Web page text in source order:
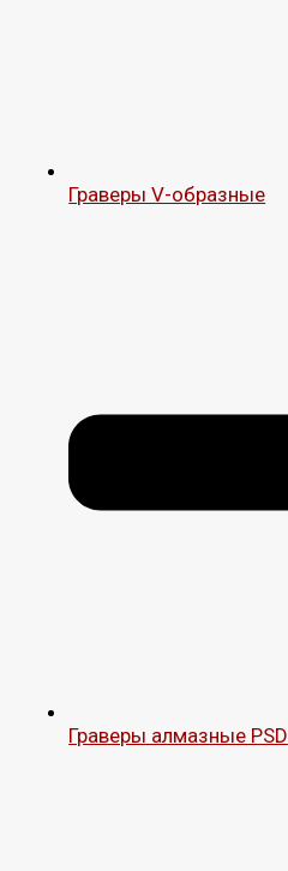
Граверы V-образные
Граверы алмазные PSD